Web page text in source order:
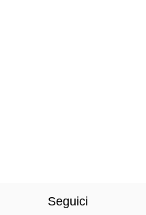
Seguici